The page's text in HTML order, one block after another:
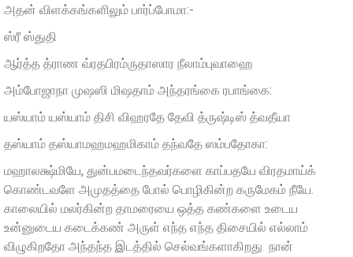
அதன் விளக்கங்களிலும் பார்ப்போமா:-
ஸ்ரீ ஸ்துதி
ஆர்த்த த்ராண வ்ரதபிரம்ருதாஸார நீலாம்புவாஹை
அம்போஜாநா முஷஸி மிஷதாம் அந்தரங்கை ரபாங்கை:
யஸ்யாம் யஸ்யாம் திசி விஹரதே தேவி த்ருஷ்டிஸ் த்வதீயா
தஸ்யாம் தஸ்யாமஹமஹமிகாம் தந்வதே ஸம்பதோகா:
மஹாலக்ஷ்மியே, துன்பமடைந்தவர்களை காப்பதயே விரதமாய்க்
கொண்டவளே அமுதத்தை போல் பொழிகின்ற கருமேகம் நீயே.
காலையில் மலர்கின்ற தாமரையை ஒத்த கண்களை உடைய
உன்னுடைய கடைக்கண் அருள் எந்த எந்த திசையில் எல்லாம்
விழுகிறதோ அந்தந்த இடத்தில் செல்வங்களாகிறது நான்